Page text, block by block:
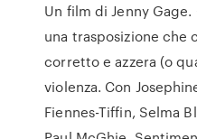
Un film di Jenny
una trasposizione che
corretto e azzera (o
violenza. Con
Fiennes-Tiffin, Selma